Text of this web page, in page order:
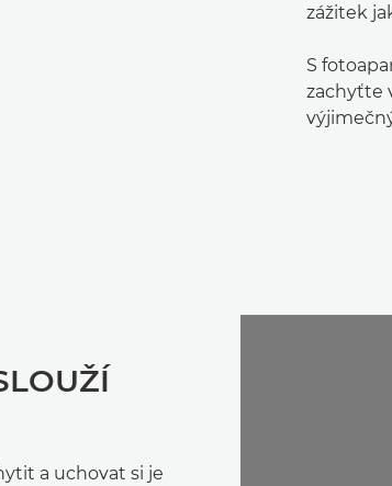
zážitek
S
zachyťte
a uchovat si je